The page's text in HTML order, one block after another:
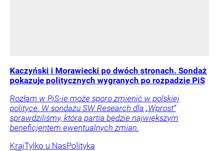
Kaczyński i Morawiecki po dwóch stronach. Sondaż
pokazuje politycznych wygranych po rozpadzie PiS
Rozłam w PiS-ie może sporo zmienić w polskiej
polityce. W sondażu SW Research dla „Wprost”
sprawdziliśmy, która partia będzie największym
beneficjentem ewentualnych zmian.
KrajTylko u NasPolityka